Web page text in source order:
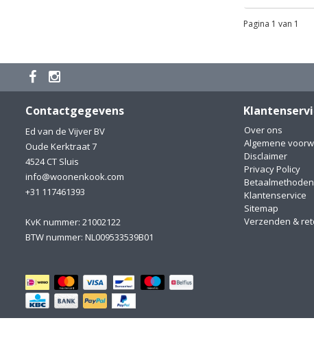
Pagina 1 van 1
Contactgegevens
Ed van de Vijver BV
Oude Kerktraat 7
4524 CT Sluis
info@woonenkook.com
+31 117461393
KvK nummer: 21002122
BTW nummer: NL009533539B01
Over ons
Algemene
Disclaimer
Privacy Policy
Betaalmethoden
Klantenservice
Sitemap
Verzenden &